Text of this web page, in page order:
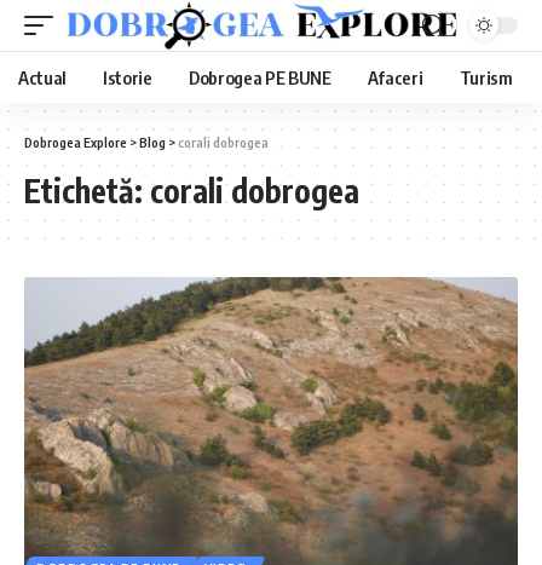
Actual Istorie Dobrogea PE BUNE Afaceri Turism
Dobrogea Explore >Blog > corali dobrogea
Etichetă: corali dobrogea